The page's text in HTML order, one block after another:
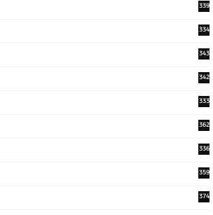
339
334
343
342
333
362
336
359
374